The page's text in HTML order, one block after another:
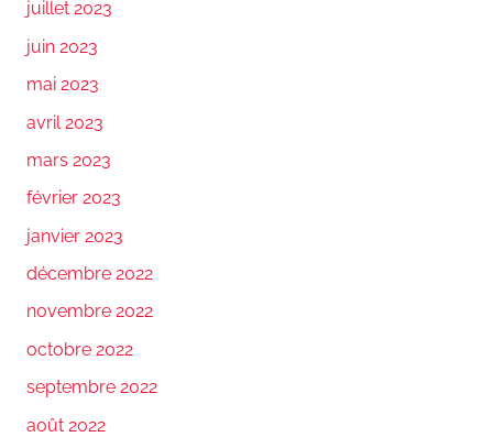
juillet 2023
juin 2023
mai 2023
avril 2023
mars 2023
février 2023
janvier 2023
décembre 2022
novembre 2022
octobre 2022
septembre 2022
août 2022